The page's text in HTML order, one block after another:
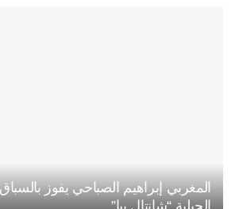
المغربي إبراهيم الصباحي يفوز
الجبلية “شانتال بيا”